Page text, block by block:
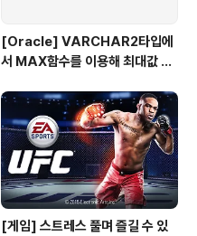
[Oracle] VARCHAR2타입에
서 MAX함수를 이용해 최대값 뽑
[게임] 스트레스 풀며 즐길 수 있